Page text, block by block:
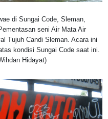
di Sungai Code, Sleman,
seni Air Mata Air
Tujuh Candi Sleman. Acara ini
kondisi Sungai Code saat ini.
Hidayat)